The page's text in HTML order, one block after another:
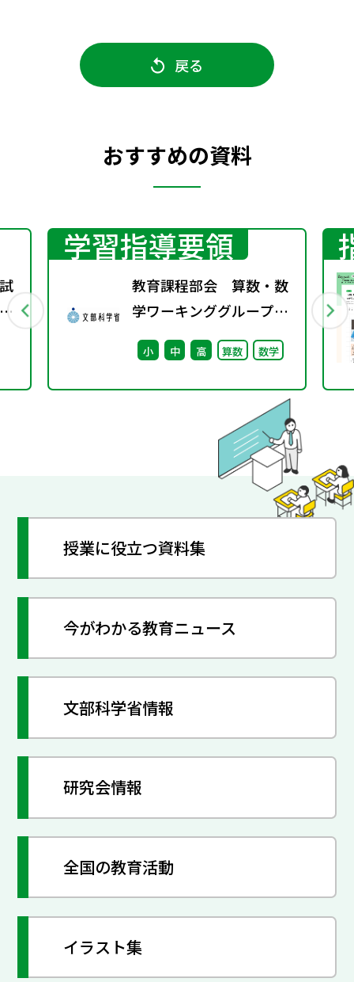
戻る
おすすめの資料
学習指導要領
教育課程部会 算数・数
学ワーキンググループ
（第10回） 配付資料
小 中 高 算数 数学
授業に役立つ資料集
今がわかる教育ニュース
文部科学省情報
研究会情報
全国の教育活動
イラスト集